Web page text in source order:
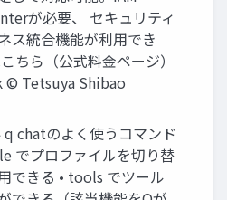
が必要、 セキュリティ
ス統合機能が利用でき
ちら（公式料金ページ）
© Tetsuya Shibao
chatのよく使うコマンド
でプロファイルを切り替
できる • tools でツール